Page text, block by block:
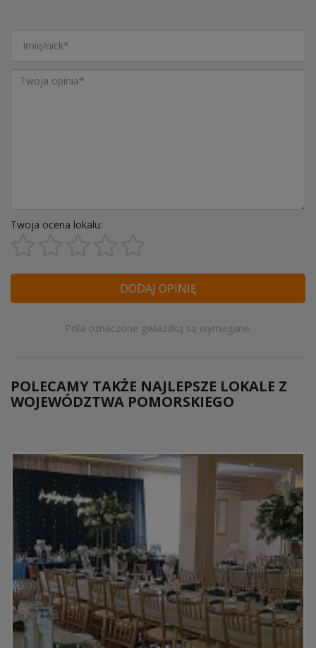
Twoja ocena lokalu:
DODAJ OPINIĘ
Pola oznaczone gwiazdką są wymagane.
POLECAMY TAKŻE NAJLEPSZE LOKALE Z
WOJEWÓDZTWA POMORSKIEGO